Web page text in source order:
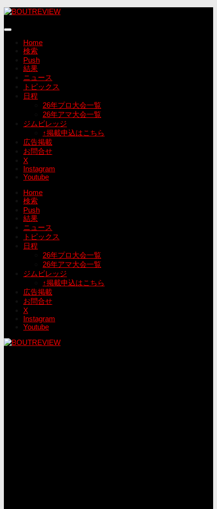
コ
テ
Home
検索
Push
結果
ニュース
トピックス
日程
26年プロ大会一覧
26年アマ大会一覧
ジムビレッジ
↑掲載申込はこちら
広告掲載
お問合せ
X
Instagram
Youtube
Home
検索
Push
結果
ニュース
トピックス
日程
26年プロ大会一覧
26年アマ大会一覧
ジムビレッジ
↑掲載申込はこちら
広告掲載
お問合せ
X
Instagram
Youtube